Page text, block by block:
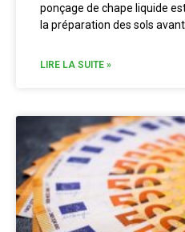
ponçage de chape liquide
la préparation des sols avant
LIRE LA SUITE »